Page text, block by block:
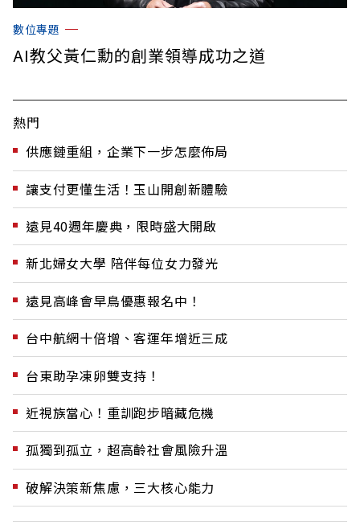
數位專題
AI教父黃仁勳的創業領導成功之道
熱門
供應鏈重組，企業下一步怎麼佈局
讓支付更懂生活！玉山開創新體驗
遠見40週年慶典，限時盛大開啟
新北婦女大學 陪伴每位女力發光
遠見高峰會早鳥優惠報名中！
台中航網十倍增、客運年增近三成
台東助孕凍卵雙支持！
近視族當心！重訓跑步暗藏危機
孤獨到孤立，超高齡社會風險升溫
破解決策新焦慮，三大核心能力